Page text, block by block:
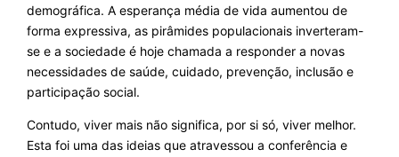
demográfica. A esperança média de vida aumentou de
forma expressiva, as pirâmides populacionais inverteram-
se e a sociedade é hoje chamada a responder a novas
necessidades de saúde, cuidado, prevenção, inclusão e
participação social.
Contudo, viver mais não significa, por si só, viver melhor.
Esta foi uma das ideias que atravessou a conferência e